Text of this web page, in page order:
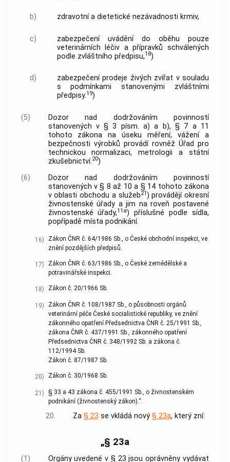
b) zdravotní a dietetické nezávadnosti krmiv,
c)
zabezpečení uvádění do oběhu pouze
veterinárních léčiv a přípravků schválených
podle zvláštního předpisu,18)
d)
zabezpečení prodeje živých zvířat v souladu
s podmínkami stanovenými zvláštními
předpisy.19)
(5)
Dozor nad dodržováním povinností
stanovených v § 3 písm. a) a b), § 7 a 11
tohoto zákona na úseku měření, vážení a
bezpečnosti výrobků provádí rovněž Úřad pro
technickou normalizaci, metrologii a státní
zkušebnictví.20)
(6)
Dozor nad dodržováním povinností
stanovených v § 8 až 10 a § 14 tohoto zákona
v oblasti obchodu a služeb21) provádějí okresní
živnostenské úřady a jim na roveň postavené
živnostenské úřady,11a) příslušné podle sídla,
popřípadě místa podnikání.
16)
Zákon ČNR č. 64/1986 Sb., o České obchodní inspekci, ve
znění pozdějších předpisů.
17)
Zákon ČNR č. 63/1986 Sb., o České zemědělské a
potravinářské inspekci.
18) Zákon č. 20/1966 Sb.
19)
Zákon ČNR č. 108/1987 Sb., o působnosti orgánů
veterinární péče České socialistické republiky, ve znění
zákonného opatření Předsednictva ČNR č. 25/1991 Sb.,
zákona ČNR č. 437/1991 Sb., zákonného opatření
Předsednictva ČNR č. 348/1992 Sb. a zákona č.
112/1994 Sb.
Zákon č. 87/1987 Sb.
20) Zákon č. 30/1968 Sb.
21)
§ 33 a 43 zákona č. 455/1991 Sb., o živnostenském
podnikání (živnostenský zákon).“.
20. Za § 23 se vkládá nový § 23a, který zní:
„§ 23a
(1) Orgány uvedené v § 23 jsou oprávněny vydávat